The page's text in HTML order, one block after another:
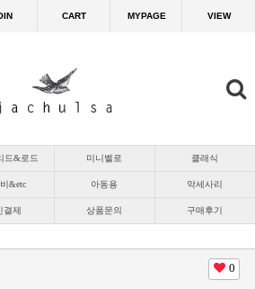
CART MYPAGE VIEW
드&로드 미니벨로 클래식
&etc 아동용 악세사리
결제 상품문의 구매후기
0